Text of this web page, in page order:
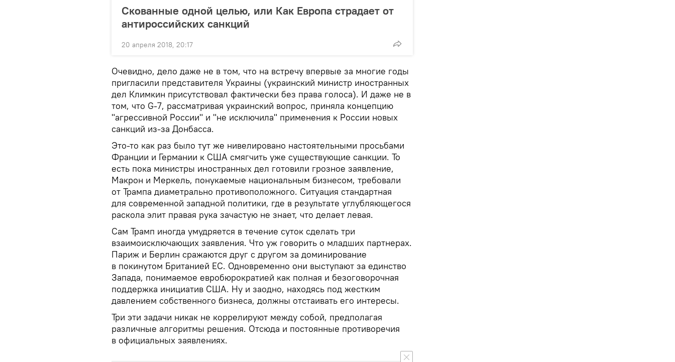
Скованные одной целью, или Как Европа страдает от
антироссийских санкций
20 апреля 2018, 20:17
Очевидно, дело даже не в том, что на встречу впервые за многие годы
пригласили представителя Украины (украинский министр иностранных
дел Климкин присутствовал фактически без права голоса). И даже не в
том, что G-7, рассматривая украинский вопрос, приняла концепцию
"агрессивной России" и "не исключила" применения к России новых
санкций из-за Донбасса.
Это-то как раз было тут же нивелировано настоятельными просьбами
Франции и Германии к США смягчить уже существующие санкции. То
есть пока министры иностранных дел готовили грозное заявление,
Макрон и Меркель, понукаемые национальным бизнесом, требовали
от Трампа диаметрально противоположного. Ситуация стандартная
для современной западной политики, где в результате углубляющегося
раскола элит правая рука зачастую не знает, что делает левая.
Сам Трамп иногда умудряется в течение суток сделать три
взаимоисключающих заявления. Что уж говорить о младших партнерах.
Париж и Берлин сражаются друг с другом за доминирование
в покинутом Британией ЕС. Одновременно они выступают за единство
Запада, понимаемое евробюрократией как полная и безоговорочная
поддержка инициатив США. Ну и заодно, находясь под жестким
давлением собственного бизнеса, должны отстаивать его интересы.
Три эти задачи никак не коррелируют между собой, предполагая
различные алгоритмы решения. Отсюда и постоянные противоречия
в официальных заявлениях.